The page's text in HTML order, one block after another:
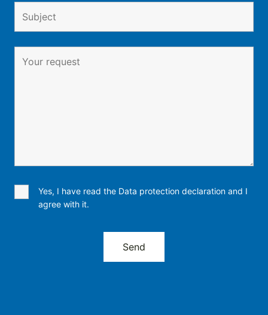
Yes, I have read the Data protection declaration and I
agree with it.